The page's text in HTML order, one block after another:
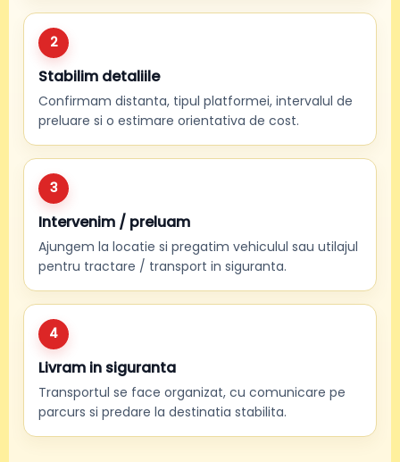
2
Stabilim detaliile
Confirmam distanta, tipul platformei, intervalul de
preluare si o estimare orientativa de cost.
3
Intervenim / preluam
Ajungem la locatie si pregatim vehiculul sau utilajul
pentru tractare / transport in siguranta.
4
Livram in siguranta
Transportul se face organizat, cu comunicare pe
parcurs si predare la destinatia stabilita.